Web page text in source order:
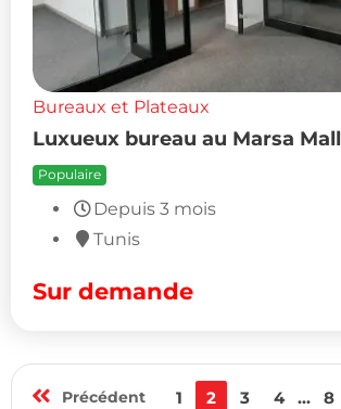
Bureaux et Plateaux
Luxueux bureau au Marsa Mall
Populaire
Depuis 3 mois
Tunis
Sur demande
Précédent 1 2 3 4 ... 8